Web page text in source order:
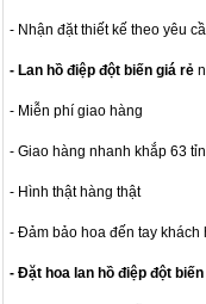
- Nhận đặt thiết kế theo yêu
- Lan hồ điệp đột biến giá rẻ
- Miễn phí giao hàng
- Giao hàng nhanh khắp 63
- Hình thật hàng thật
- Đảm bảo hoa đến tay
- Đặt hoa lan hồ điệp đột biến